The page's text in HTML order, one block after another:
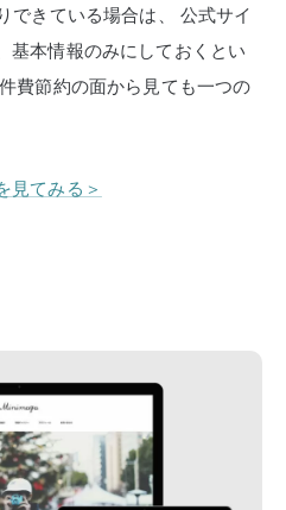
きている場合は、
公式サイ
基本情報のみにしておくとい
費節約の面から見ても一つの
見てみる＞